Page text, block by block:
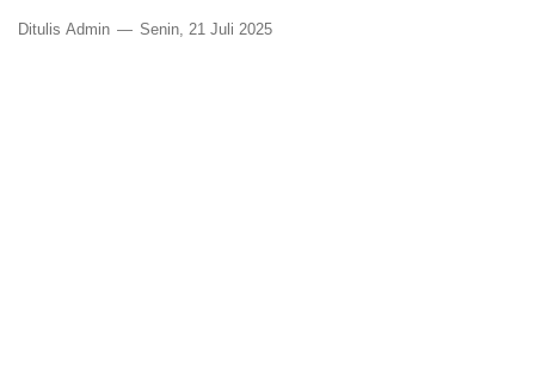
Ditulis Admin Senin, 21 Juli 2025